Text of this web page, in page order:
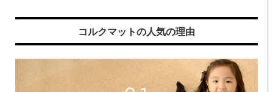
コルクマットの人気の理由